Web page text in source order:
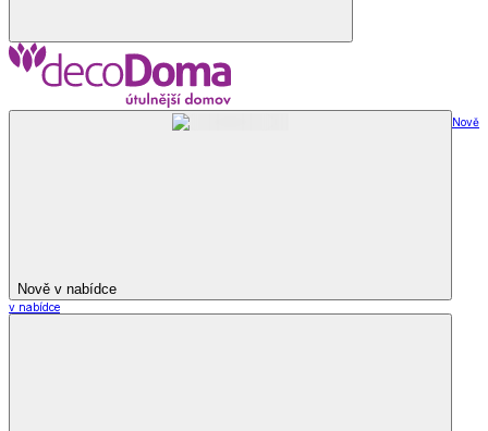
Nově v nabídce
Nově
v nabídce